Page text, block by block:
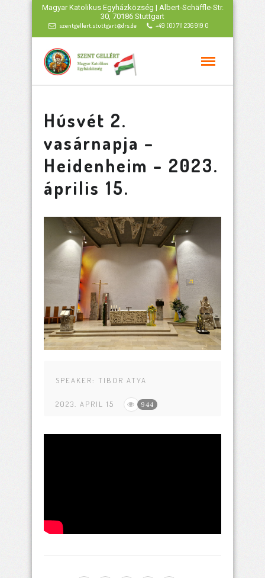
Magyar Katolikus Egyházközség | Albert-Schäffle-Str.
30, 70186 Stuttgart
szentgellert.stuttgart@drs.de +49 (0) 711 236 919 0
Húsvét 2.
vasárnapja –
Heidenheim – 2023.
április 15.
SPEAKER: TIBOR ATYA
2023. APRIL 15 944